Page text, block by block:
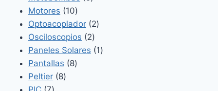
Motores 1010
productos
Optoacoplador 22
Osciloscopios 22
productos
Paneles Solares 11
Pantallas 88
Peltier 88